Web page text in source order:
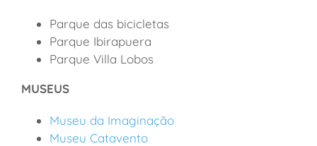
Parque das bicicletas
Parque Ibirapuera
Parque Villa Lobos
MUSEUS
Museu da Imaginação
Museu Catavento